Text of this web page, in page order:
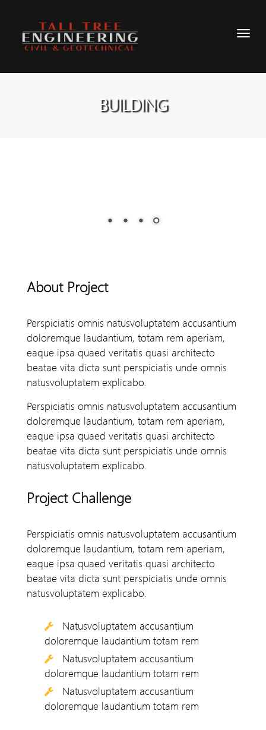
BUILDING
About Project
Perspiciatis omnis natusvoluptatem accusantium
doloremque laudantium, totam rem aperiam,
eaque ipsa quaed veritatis quasi architecto
beatae vita dicta sunt perspiciatis unde omnis
natusvoluptatem explicabo.
Perspiciatis omnis natusvoluptatem accusantium
doloremque laudantium, totam rem aperiam,
eaque ipsa quaed veritatis quasi architecto
beatae vita dicta sunt perspiciatis unde omnis
natusvoluptatem explicabo.
Project Challenge
Perspiciatis omnis natusvoluptatem accusantium
doloremque laudantium, totam rem aperiam,
eaque ipsa quaed veritatis quasi architecto
beatae vita dicta sunt perspiciatis unde omnis
natusvoluptatem explicabo.
Natusvoluptatem accusantium
doloremque laudantium totam rem
Natusvoluptatem accusantium
doloremque laudantium totam rem
Natusvoluptatem accusantium
doloremque laudantium totam rem